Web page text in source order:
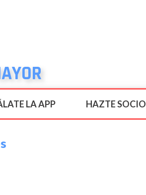
LA APP HAZTE SOCIO